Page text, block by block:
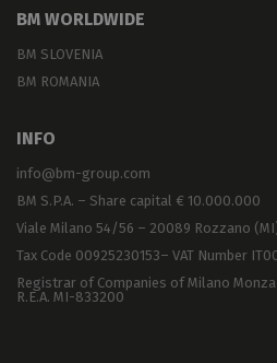
BM WORLDWIDE
BM SLOVENIA
BM ROMANIA
INFO
info@bm-group.com
BM S.P.A. – Share capital € 10.000.000
Viale Milano 54/56 – 20089 Rozzano
Tax Code 00925230153– VAT Number
Registrar of Companies of Milano
R.E.A. MI-833200